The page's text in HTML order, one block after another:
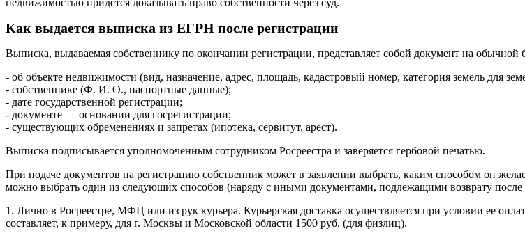
Как выдается выписка из ЕГРН после регистрации
Выписка, выдаваемая собственнику по окончании регистрации, представляет собой документ на
- об объекте недвижимости (вид, назначение, адрес, площадь, кадастровый номер, категория земель для
- собственнике (Ф. И. О., паспортные данные);
- дате государственной регистрации;
- документе — основании для госрегистрации;
- существующих обременениях и запретах (ипотека, сервитут, арест).
Выписка подписывается уполномоченным сотрудником Росреестра и заверяется гербовой печатью.
При подаче документов на регистрацию собственник может в заявлении выбрать, каким способом он
можно выбрать один из следующих способов (наряду с иными документами, подлежащими возврату после
1. Лично в Росреестре, МФЦ или из рук курьера. Курьерская доставка осуществляется при условии ее
составляет, к примеру, для г. Москвы и Московской области 1500 руб. (для физлиц).